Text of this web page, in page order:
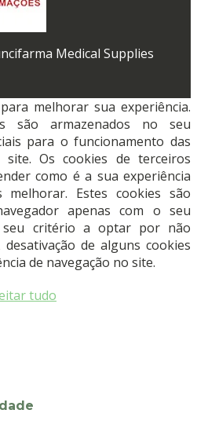
Medical Supplies
melhorar sua experiência.
são armazenados no seu
para o funcionamento das
site. Os cookies de terceiros
como é a sua experiência
Estes cookies são
apenas com o seu
seu critério a optar por não
de alguns cookies
de navegação no site.
tudo